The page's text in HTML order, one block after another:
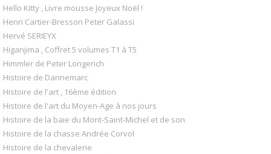
Hello Kitty , Livre mousse Joyeux Noël !
Henri Cartier-Bresson Peter Galassi
Hervé SERIEYX
Higanjima , Coffret 5 volumes T1 à T5
Himmler de Peter Longerich
Histoire de Dannemarc
Histoire de l'art , 16ème édition
Histoire de l'art du Moyen-Age à nos jours
Histoire de la baie du Mont-Saint-Michel et de son
Histoire de la chasse Andrée Corvol
Histoire de la chevalerie